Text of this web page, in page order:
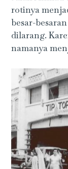
rotinya
besar-
dilarang.
namanya